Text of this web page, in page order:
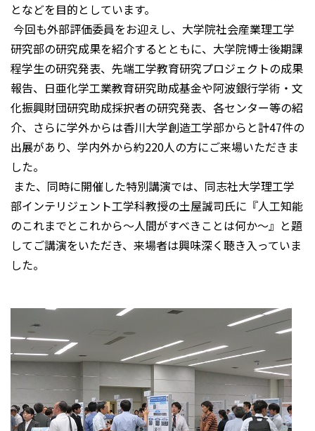
となどを目的としています。
今回も外部評価委員をお迎えし、大学院社会産業理工学
研究部の研究成果を紹介するとともに、大学院博士後期課
程学生の研究発表、先端工学教育研究プロジェクトの成果
報告、日亜化学工業教育研究助成基金や阿波銀行学術・文
化振興財団研究助成採択者の研究発表、各センター等の紹
介、さらに学外からは香川大学創造工学部からと計47件の
出展があり、学内外から約220人の方にご来場いただきま
した。
また、同時に開催した特別講演では、同志社大学理工学
部インテリジェント工学科教授の土屋誠司氏に『人工知能
のこれまでとこれから～人間がすべきことは何か～』と題
してご講演をいただき、来場者は興味深く聴き入っていま
した。